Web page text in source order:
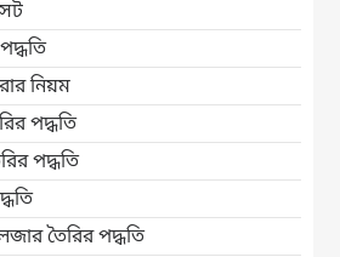
নিয়ম
পদ্ধতি
পদ্ধতি
তৈরির পদ্ধতি